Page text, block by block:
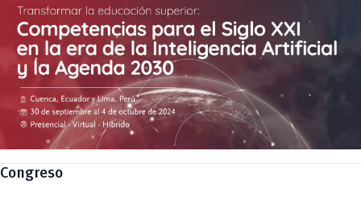
Artes y Humanidades
C. Sociales, Periodismo, Información y Derecho; Administración y Servicios
C.Sociales
Educación
Educación, Artes y Humanidades
Industria y Construcción
Ingeniería
Ingeniería Industria y Construcción
INgenieriaIndustria y Construcción
Ingenierías
Ingenierías, Tecnologías, Arquitectura, y Agropecuarias
Salud Humana y Bienestar
Tecnologías
y Agropecuarias
Academia
ACORDES
Admisión
Artes
Bienestar
Cultura
Deportes
Epicentro de innovación
Género
Gestión
Innovación
Investigación
Posgrados
Eventos
Academia
Ciencia y Tecnología
Culturales
Deportivos
Foro
Gestión
Innovación
Investigación
Vinculación
Congreso